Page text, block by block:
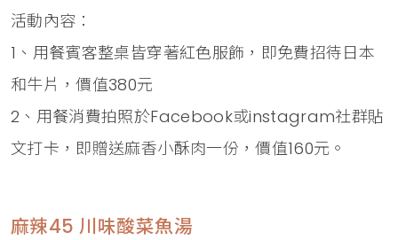
活動內容：
1、用餐賓客整桌皆穿著紅色服飾，即免費招待日本
和牛片，價值380元
2、用餐消費拍照於Facebook或instagram社群貼
文打卡，即贈送麻香小酥肉一份，價值160元。
麻辣45 川味酸菜魚湯